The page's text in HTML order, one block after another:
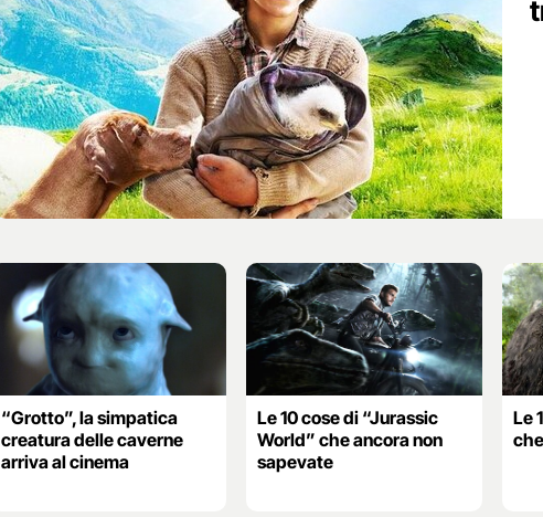
“Grotto”, la simpatica
creatura delle caverne
arriva al cinema
Le 10 cose di “Jurassic
World” che ancora non
sapevate
Le